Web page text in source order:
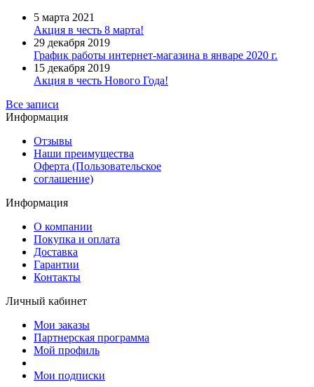
5 марта 2021
Акция в честь 8 марта!
29 декабря 2019
График работы интернет-магазина в январе 2020 г.
15 декабря 2019
Акция в честь Нового Года!
Все записи
Информация
Отзывы
Наши преимущества
Оферта (Пользовательское
соглашение)
Информация
О компании
Покупка и оплата
Доставка
Гарантии
Контакты
Личный кабинет
Мои заказы
Партнерская программа
Мой профиль
Мои подписки